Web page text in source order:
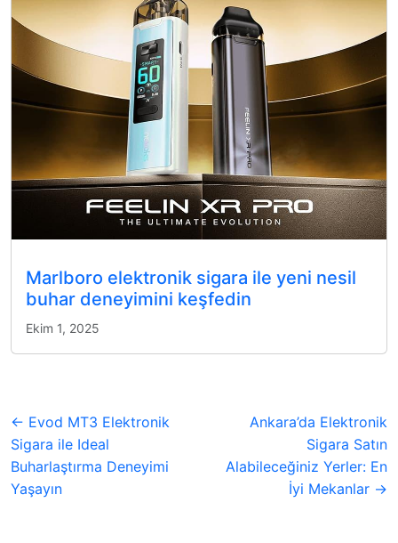
Marlboro elektronik sigara ile yeni nesil
buhar deneyimini keşfedin
Ekim 1, 2025
← Evod MT3 Elektronik
Sigara ile Ideal
Buharlaştırma Deneyimi
Yaşayın
Ankara’da Elektronik
Sigara Satın
Alabileceğiniz Yerler: En
İyi Mekanlar →